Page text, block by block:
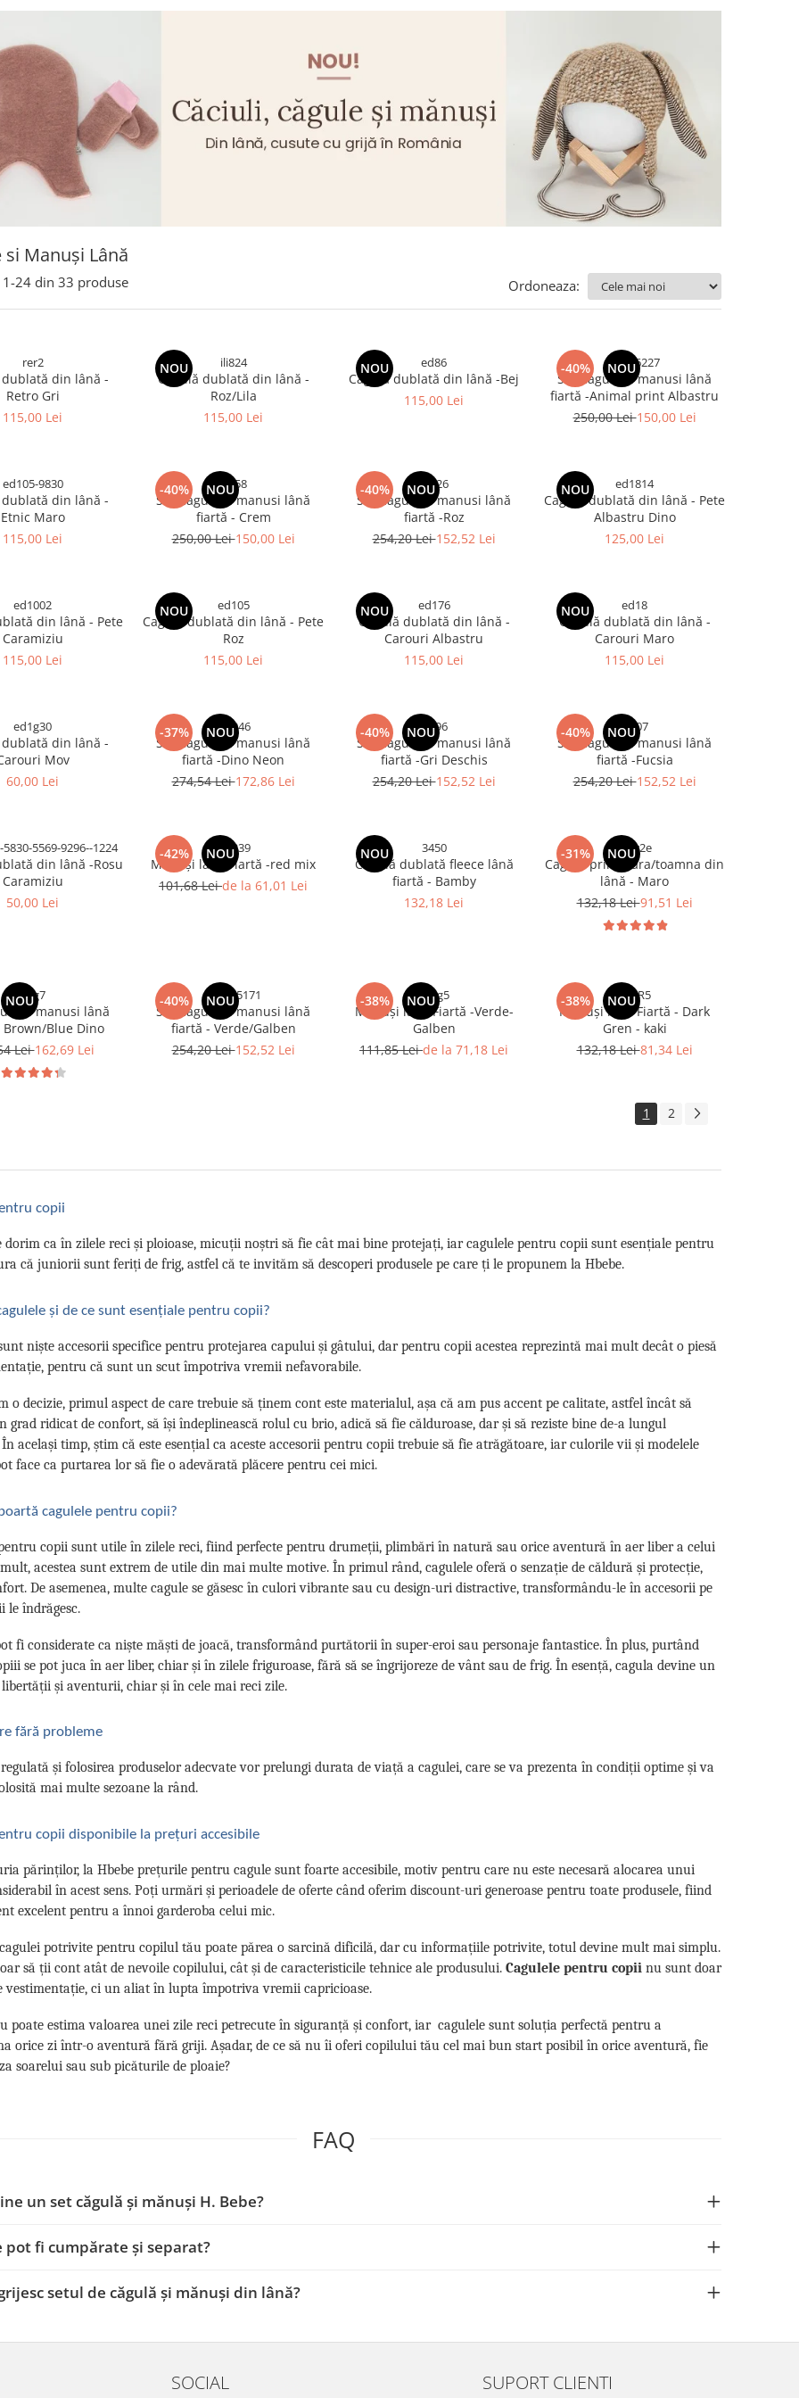
si Manuși Lână
1-24 din 33 produse Ordoneaza:
rer2
din lână -
Retro Gri
115,00 Lei
NOU ili824
Cagulă dublată din lână -
Roz/Lila
115,00 Lei
NOU ed86
Cagulă dublată din lână -Bej
115,00 Lei
-40% NOU
yg526227
Set Cagulă si manusi lână
fiartă -Animal print Albastru
250,00 Lei150,00 Lei
ed105-9830
din lână -
Etnic Maro
115,00 Lei
-40% NOUtr158
Set Cagulă si manusi lână
fiartă - Crem
250,00 Lei150,00 Lei
-40% NOU-9326
Set Cagulă si manusi lână
fiartă -Roz
254,20 Lei152,52 Lei
NOU ed1814
Cagulă dublată din lână - Pete
Albastru Dino
125,00 Lei
ed1002
din lână - Pete
Caramiziu
115,00 Lei
NOU ed105
Cagulă dublată din lână - Pete
Roz
115,00 Lei
NOU ed176
Cagulă dublată din lână -
Carouri Albastru
115,00 Lei
NOU ed18
Cagulă dublată din lână -
Carouri Maro
115,00 Lei
ed1g30
din lână -
Mov
60,00 Lei
-37% NOU
tr4046
Set Cagulă si manusi lână
fiartă -Dino Neon
274,54 Lei172,86 Lei
-40% NOUtr496
Set Cagulă si manusi lână
fiartă -Gri Deschis
254,20 Lei152,52 Lei
-40% NOUtr407
Set Cagulă si manusi lână
fiartă -Fucsia
254,20 Lei152,52 Lei
5569-9296--1224
din lână -Rosu
Caramiziu
50,00 Lei
-42% NOU
rtg239
Mănuși lână Fiartă -red mix
101,68 Leide la 61,01 Lei
NOU 3450
Cagulă dublată fleece lână
fiartă - Bamby
132,18 Lei
-31% NOU
2qw2e
Cagulă primavara/toamna din
lână - Maro
132,18 Lei91,51 Lei
NOUrftg7
si manusi lână
Blue Dino
Lei162,69 Lei
-40% NOU
eedd-5171
Set Cagulă si manusi lână
fiartă - Verde/Galben
254,20 Lei152,52 Lei
-38% NOU
nhtg5
Mănuși lână Fiartă -Verde-
Galben
111,85 Leide la 71,18 Lei
-38% NOU
FRTR5
Mănuși lână Fiartă - Dark
Gren - kaki
132,18 Lei81,34 Lei
1 2
copii
dorim ca în zilele reci și ploioase, micuții noștri să fie cât mai bine protejați, iar cagulele pentru copii sunt esențiale pentru
că juniorii sunt feriți de frig, astfel că te invităm să descoperi produsele pe care ți le propunem la Hbebe.
și de ce sunt esențiale pentru copii?
niște accesorii specifice pentru protejarea capului și gâtului, dar pentru copii acestea reprezintă mai mult decât o piesă
pentru că sunt un scut împotriva vremii nefavorabile.
o decizie, primul aspect de care trebuie să ținem cont este materialul, așa că am pus accent pe calitate, astfel încât să
grad ridicat de confort, să își îndeplinească rolul cu brio, adică să fie călduroase, dar și să reziste bine de-a lungul
același timp, știm că este esențial ca aceste accesorii pentru copii trebuie să fie atrăgătoare, iar culorile vii și modelele
face ca purtarea lor să fie o adevărată plăcere pentru cei mici.
cagulele pentru copii?
copii sunt utile în zilele reci, fiind perfecte pentru drumeții, plimbări în natură sau orice aventură în aer liber a celui
acestea sunt extrem de utile din mai multe motive. În primul rând, cagulele oferă o senzație de căldură și protecție,
De asemenea, multe cagule se găsesc în culori vibrante sau cu design-uri distractive, transformându-le în accesorii pe
le îndrăgesc.
fi considerate ca niște măști de joacă, transformând purtătorii în super-eroi sau personaje fantastice. În plus, purtând
se pot juca în aer liber, chiar și în zilele friguroase, fără să se îngrijoreze de vânt sau de frig. În esență, cagula devine un
și aventurii, chiar și în cele mai reci zile.
fără probleme
și folosirea produselor adecvate vor prelungi durata de viață a cagulei, care se va prezenta în condiții optime și va
mai multe sezoane la rând.
copii disponibile la prețuri accesibile
părinților, la Hbebe prețurile pentru cagule sunt foarte accesibile, motiv pentru care nu este necesară alocarea unui
în acest sens. Poți urmări și perioadele de oferte când oferim discount-uri generoase pentru toate produsele, fiind
excelent pentru a înnoi garderoba celui mic.
potrivite pentru copilul tău poate părea o sarcină dificilă, dar cu informațiile potrivite, totul devine mult mai simplu.
să ții cont atât de nevoile copilului, cât și de caracteristicile tehnice ale produsului. Cagulele pentru copii nu sunt doar
vestimentație, ci un aliat în lupta împotriva vremii capricioase.
poate estima valoarea unei zile reci petrecute în siguranță și confort, iar cagulele sunt soluția perfectă pentru a
orice zi într-o aventură fără griji. Așadar, de ce să nu îi oferi copilului tău cel mai bun start posibil în orice aventură, fie
soarelui sau sub picăturile de ploaie?
FAQ
un set căgulă și mănuși H. Bebe?
pot fi cumpărate și separat?
setul de căgulă și mănuși din lână?
SOCIAL SUPORT CLIENTI